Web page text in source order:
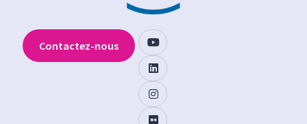
Contactez-nous